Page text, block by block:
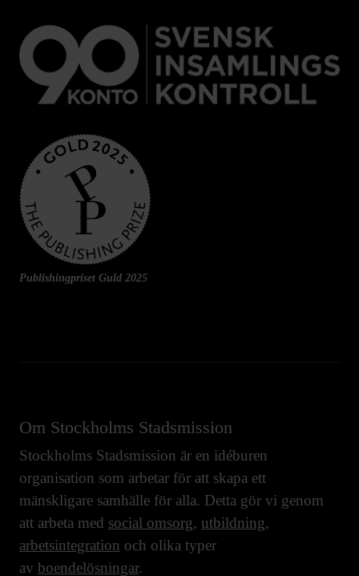
Publishingpriset Guld 2025
Om Stockholms Stadsmission
Stockholms Stadsmission är en idéburen
organisation som arbetar för att skapa ett
mänskligare samhälle för alla. Detta gör vi genom
att arbeta med social omsorg, utbildning,
arbetsintegration och olika typer
av boendelösningar.